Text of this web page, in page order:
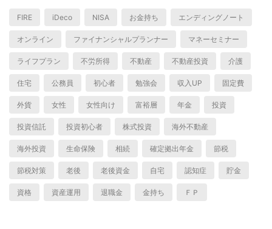
FIRE iDeco NISA お金持ち エンディングノート
オンライン ファイナンシャルプランナー マネーセミナー
ライフプラン 不労所得 不動産 不動産投資 介護
住宅 公務員 初心者 勉強会 収入UP 固定費
外貨 女性 女性向け 富裕層 年金 投資
投資信託 投資初心者 株式投資 海外不動産
海外投資 生命保険 相続 確定拠出年金 節税
節税対策 老後 老後資金 自宅 認知症 貯金
資格 資産運用 退職金 金持ち ＦＰ